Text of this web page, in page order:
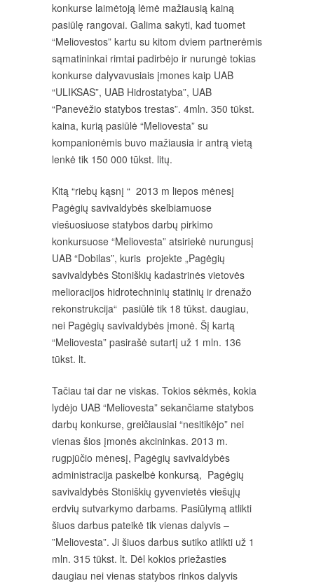
konkurse laimėtoją lėmė mažiausią kainą
pasiūlę rangovai. Galima sakyti, kad tuomet
“Meliovestos” kartu su kitom dviem partnerėmis
sąmatininkai rimtai padirbėjo ir nurungė tokias
konkurse dalyvavusiais įmones kaip UAB
“ULIKSAS”, UAB Hidrostatyba”, UAB
“Panevėžio statybos trestas”. 4mln. 350 tūkst.
kaina, kurią pasiūlė “Meliovesta” su
kompanionėmis buvo mažiausia ir antrą vietą
lenkė tik 150 000 tūkst. litų.
Kitą “riebų kąsnį “ 2013 m liepos mėnesį
Pagėgių savivaldybės skelbiamuose
viešuosiuose statybos darbų pirkimo
konkursuose “Meliovesta” atsiriekė nurungusį
UAB “Dobilas”, kuris projekte „Pagėgių
savivaldybės Stoniškių kadastrinės vietovės
melioracijos hidrotechninių statinių ir drenažo
rekonstrukcija“ pasiūlė tik 18 tūkst. daugiau,
nei Pagėgių savivaldybės įmonė. Šį kartą
“Meliovesta” pasirašė sutartį už 1 mln. 136
tūkst. lt.
Tačiau tai dar ne viskas. Tokios sėkmės, kokia
lydėjo UAB “Meliovesta” sekančiame statybos
darbų konkurse, greičiausiai “nesitikėjo” nei
vienas šios įmonės akcininkas. 2013 m.
rugpjūčio mėnesį, Pagėgių savivaldybės
administracija paskelbė konkursą, Pagėgių
savivaldybės Stoniškių gyvenvietės viešųjų
erdvių sutvarkymo darbams. Pasiūlymą atlikti
šiuos darbus pateikė tik vienas dalyvis –
”Meliovesta”. Ji šiuos darbus sutiko atlikti už 1
mln. 315 tūkst. lt. Dėl kokios priežasties
daugiau nei vienas statybos rinkos dalyvis